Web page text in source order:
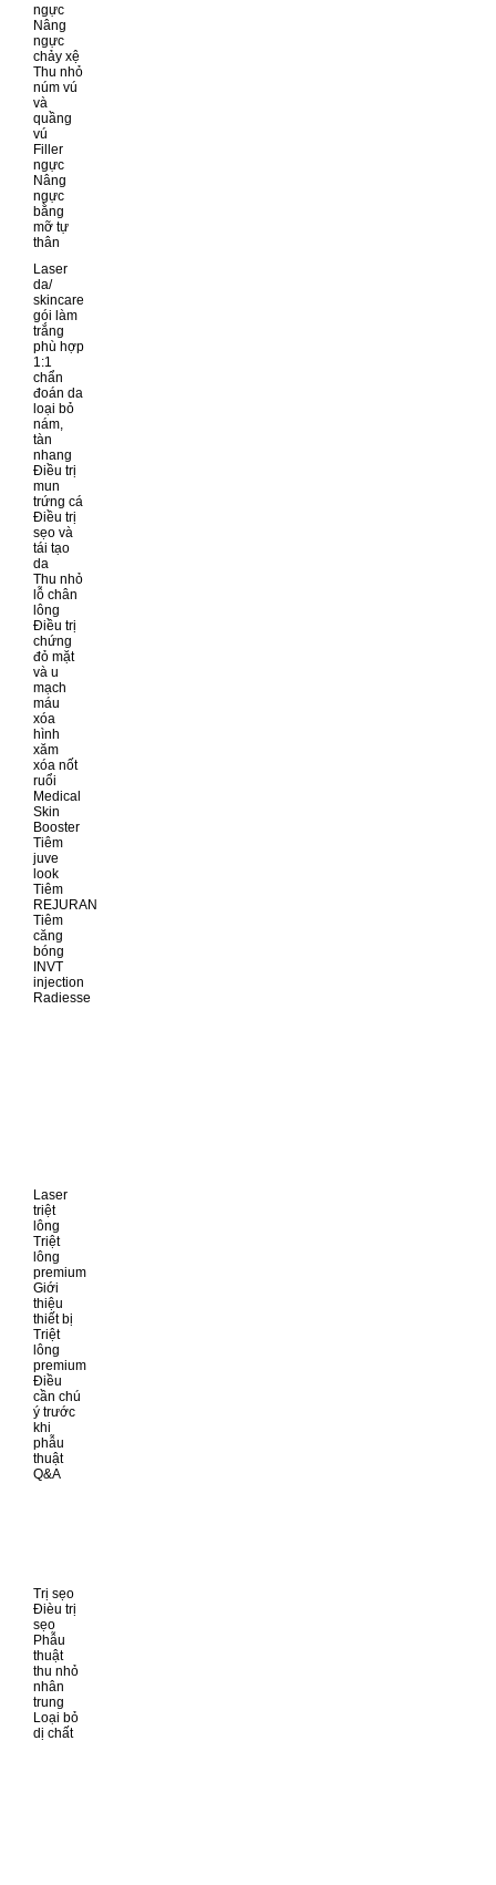
ngực
Nâng
ngực
chảy xệ
Thu nhỏ
núm vú
và
quầng
vú
Filler
ngực
Nâng
ngực
bằng
mỡ tự
thân
Laser
da/
skincare
gói làm
trắng
phù hợp
1:1
chẩn
đoán da
loại bỏ
nám,
tàn
nhang
Điều trị
mun
trứng cá
Điều trị
sẹo và
tái tạo
da
Thu nhỏ
lỗ chân
lông
Điều trị
chứng
đỏ mặt
và u
mạch
máu
xóa
hình
xăm
xóa nốt
ruổi
Medical
Skin
Booster
Tiêm
juve
look
Tiêm
REJURAN
Tiêm
căng
bóng
INVT
injection
Radiesse
Laser
triệt
lông
Triệt
lông
premium
Giới
thiệu
thiết bị
Triệt
lông
premium
Điều
cần chú
ý trước
khi
phẫu
thuật
Q&A
Trị sẹo
Đièu trị
sẹo
Phẫu
thuật
thu nhỏ
nhân
trung
Loại bỏ
dị chất